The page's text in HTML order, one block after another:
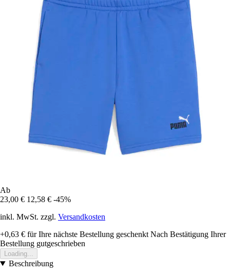
Ab
23,00 € 12,58 € -45%
inkl. MwSt. zzgl. Versandkosten
+0,63 € für Ihre nächste Bestellung geschenkt Nach Bestätigung Ihrer
Bestellung gutgeschrieben
Loading...
Beschreibung